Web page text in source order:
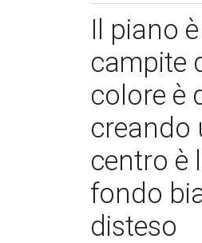
Il piano
campite
colore è
creando
centro è
fondo
disteso